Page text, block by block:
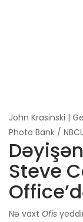
John Krasinski |
Photo Bank /
Steve
Nə vaxt Ofis